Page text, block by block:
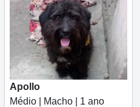
Apollo
Médio | Macho | 1 ano